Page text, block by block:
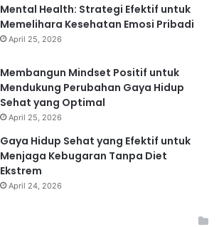
Mental Health: Strategi Efektif untuk
Memelihara Kesehatan Emosi Pribadi
April 25, 2026
Membangun Mindset Positif untuk
Mendukung Perubahan Gaya Hidup
Sehat yang Optimal
April 25, 2026
Gaya Hidup Sehat yang Efektif untuk
Menjaga Kebugaran Tanpa Diet
Ekstrem
April 24, 2026